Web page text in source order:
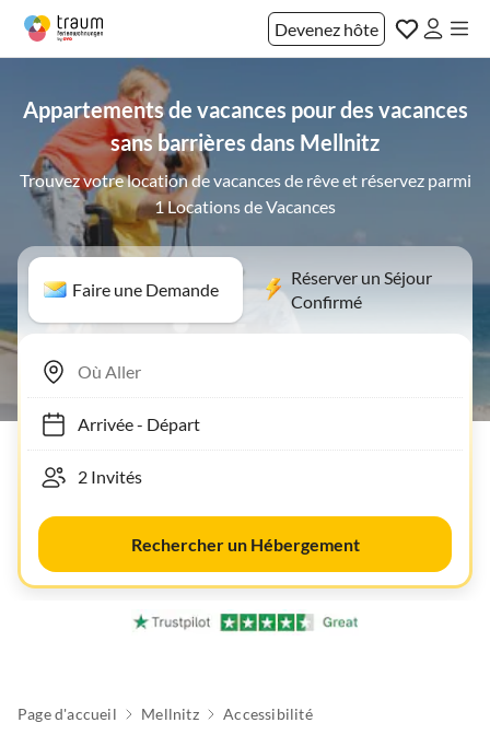
Devenez hôte
Appartements de vacances pour des vacances
sans barrières dans Mellnitz
Trouvez votre location de vacances de rêve et réservez parmi
1 Locations de Vacances
Faire une Demande
Réserver un Séjour
Confirmé
Arrivée- Départ
Rechercher un Hébergement
Page d'accueil Mellnitz Accessibilité